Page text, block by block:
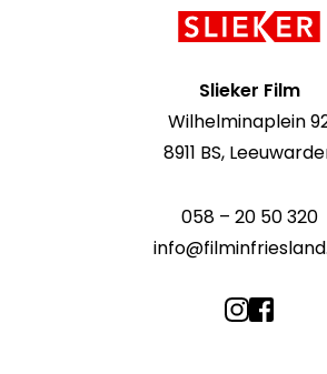
Slieker Film
Wilhelminaplein
8911 BS,
058 – 20 50 320